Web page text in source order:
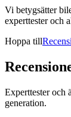
Vi betygsätter
experttester och
Hoppa till
Experttester och
generation.